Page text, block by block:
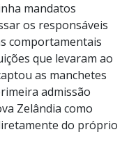
mandatos
os responsáveis
comportamentais
que levaram ao
as manchetes
admissão
Zelândia como
do próprio